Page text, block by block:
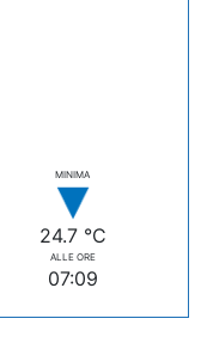
MINIMA
24.7 °C
ALLE ORE
07:09